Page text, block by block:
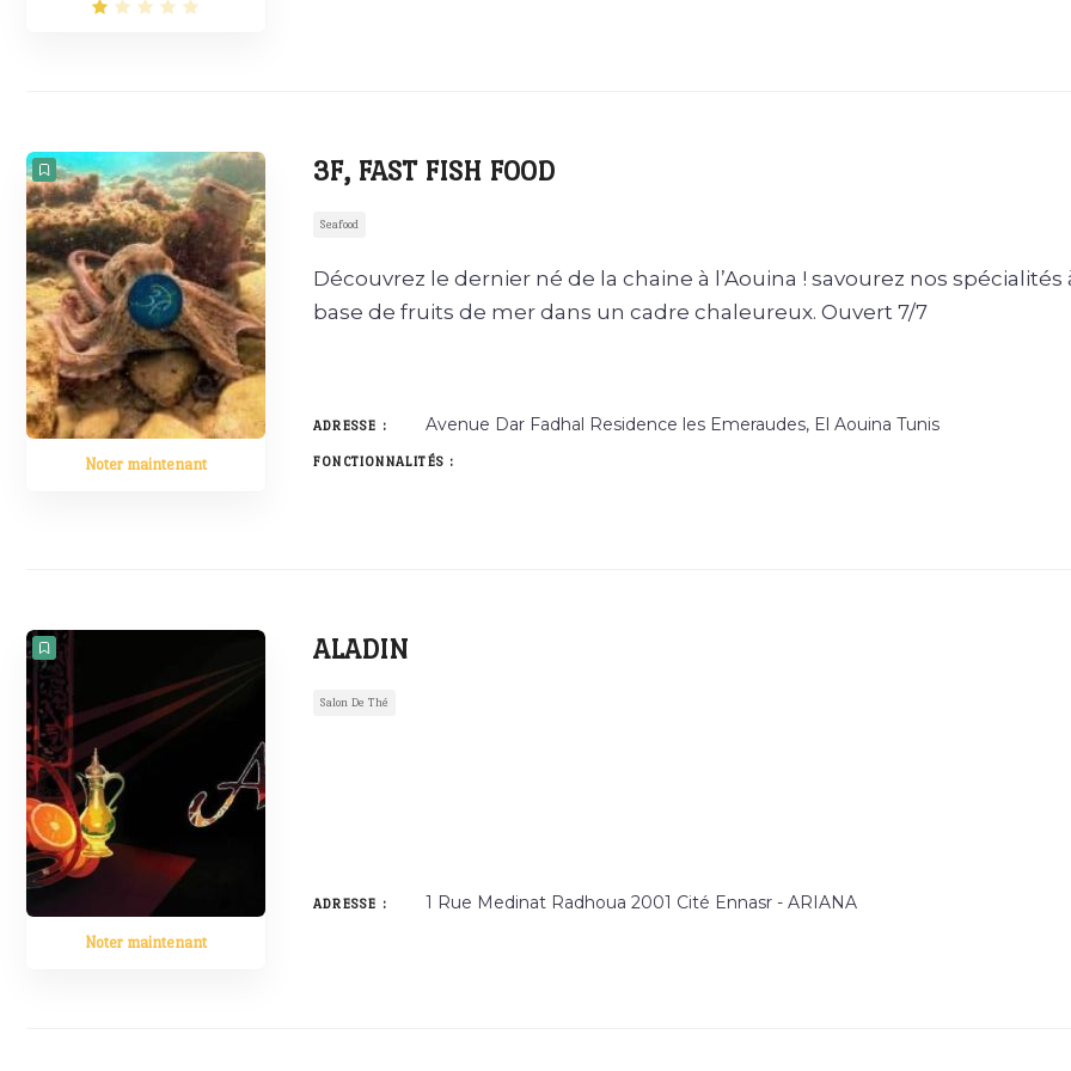
Noter maintenant
3F, FAST FISH FOOD
Seafood
Découvrez le dernier né de la chaine à l’Aouina ! savourez nos spécialités
base de fruits de mer dans un cadre chaleureux. Ouvert 7/7
ADRESSE : Avenue Dar Fadhal Residence les Emeraudes, El Aouina Tunis
FONCTIONNALITÉS :
Noter maintenant
ALADIN
Salon De Thé
ADRESSE : 1 Rue Medinat Radhoua 2001 Cité Ennasr - ARIANA